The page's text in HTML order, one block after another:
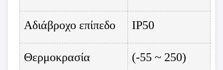
Αδιάβροχο επίπεδο IP50
Θερμοκρασία
(-55 ~ 250)